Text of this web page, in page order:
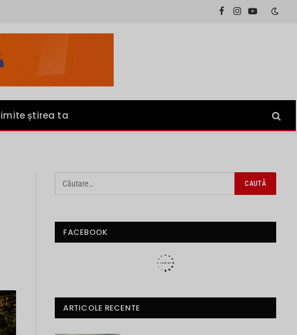
Facebook
InstagramYouTube
știrea ta
FACEBOOK
ARTICOLE RECENTE